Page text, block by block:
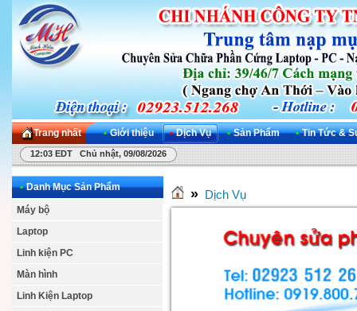
Trang nhất • Giới thiệu • Dịch Vụ • Sản Phẩm • Tin Tức &
12:03 EDT Chủ nhật, 09/08/2026
• Danh Mục Sản Phẩm
Máy bộ
Laptop
Linh kiện PC
Màn hình
Linh Kiện Laptop
» Dịch Vụ